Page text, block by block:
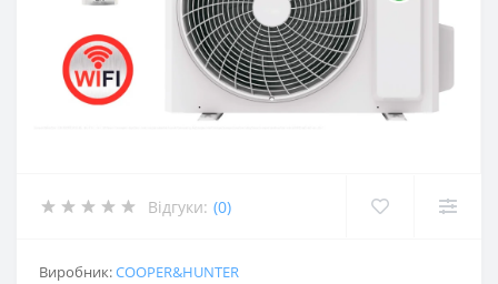
Відгуки: (0)
Виробник:COOPER&HUNTER